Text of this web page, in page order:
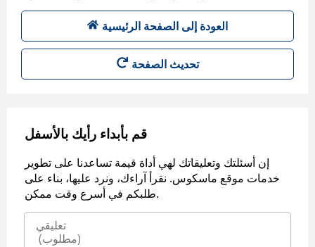
العودة إلى الصفحة الرئيسية
تحديث الصفحة
قم بأبداء رأيك بالأسفل
إن أسئلتك وتعليقاتك لهي أداة قيمة تساعدنا على تطوير
خدمات موقع ماسكوس. نقرأ آراءك، ونرد عليها، بناء على
طلبكم في أسرع وقت ممكن.